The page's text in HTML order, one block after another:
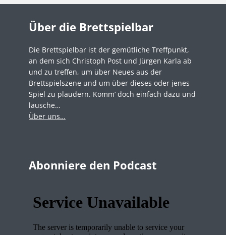
Über die Brettspielbar
Die Brettspielbar ist der gemütliche Treffpunkt,
an dem sich Christoph Post und Jürgen Karla ab
und zu treffen, um über Neues aus der
Brettspielszene und um über dieses oder jenes
Spiel zu plaudern. Komm‘ doch einfach dazu und
lausche…
Über uns…
Abonniere den Podcast